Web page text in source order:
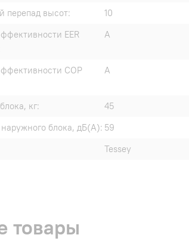
перепад высот:
10
EER
A
COP
A
кг:
45
блока, дБ(А): 59
Tessey
товары